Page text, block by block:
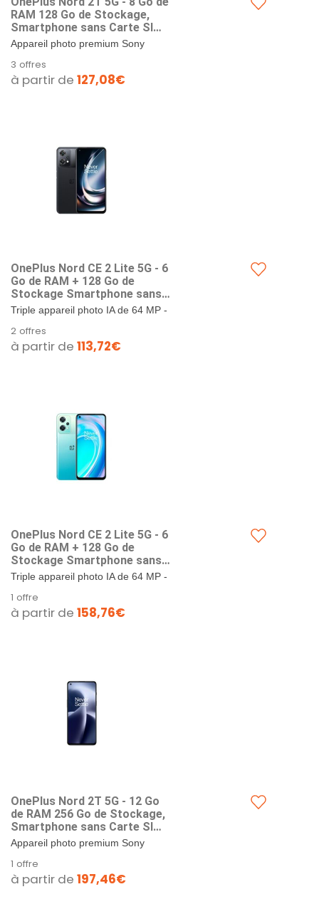
RAM 128 Go de Stockage,
Smartphone sans Carte SIM
avec Triple caméra IA 50MP
et Charge Rapide
SUPERVOOC 80 W - Garantie
2 Ans - Grey Shadow
Appareil photo premium Sony
Ultra grand angle 8 Mpx et Mono 2
Mpx - capte 56 % de lumière...
3 offres
à partir de 127,08€
OnePlus Nord CE 2 Lite 5G - 6
Go de RAM + 128 Go de
Stockage Smartphone sans
Carte SIM avec Triple caméra
IA 64MP et Batterie 5000
mAh - Garantie 2 Ans -Black
Dusk
Triple appareil photo IA de 64 MP -
Mpx et Appareil photo 2 MP avec
assistance au...
2 offres
à partir de 113,72€
OnePlus Nord CE 2 Lite 5G - 6
Go de RAM + 128 Go de
Stockage Smartphone sans
Carte SIM avec Triple caméra
IA 64MP et Batterie 5000
mAh - Garantie 2 Ans -Blue
Tide
Triple appareil photo IA de 64 MP -
Mpx et Appareil photo 2 MP avec
assistance au...
1 offre
à partir de 158,76€
OnePlus Nord 2T 5G - 12 Go
de RAM 256 Go de Stockage,
Smartphone sans Carte SIM
avec Triple caméra IA 50MP
et Charge Rapide
SUPERVOOC 80 W - Garantie
2 Ans - Grey Shadow
Appareil photo premium Sony
Ultra grand angle 8 Mpx et Mono 2
Mpx - capte 56 % de lumière...
1 offre
à partir de 197,46€